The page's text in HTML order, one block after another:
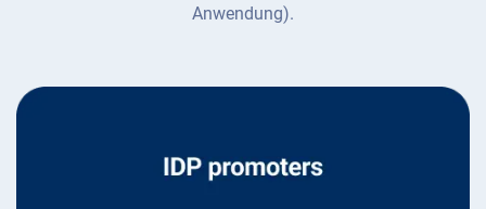
Anwendung).